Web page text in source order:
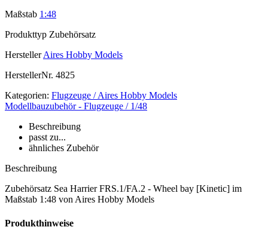
Maßstab 1:48
Produkttyp Zubehörsatz
Hersteller Aires Hobby Models
HerstellerNr. 4825
Kategorien: Flugzeuge / Aires Hobby Models
Modellbauzubehör - Flugzeuge / 1/48
Beschreibung
passt zu...
ähnliches Zubehör
Beschreibung
Zubehörsatz Sea Harrier FRS.1/FA.2 - Wheel bay [Kinetic] im
Maßstab 1:48 von Aires Hobby Models
Produkthinweise